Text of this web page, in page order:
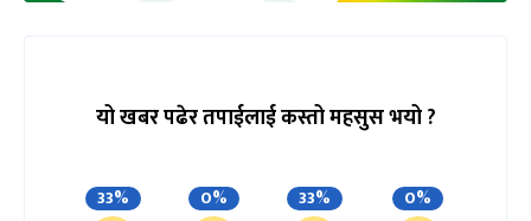
यो खबर पढेर तपाईलाई कस्तो महसुस भयो ?
33% 0% 33% 0%